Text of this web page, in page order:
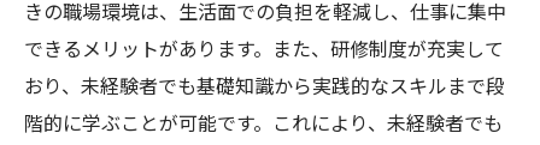
きの職場環境は、生活面での負担を軽減し、仕事に集中
できるメリットがあります。また、研修制度が充実して
おり、未経験者でも基礎知識から実践的なスキルまで段
階的に学ぶことが可能です。これにより、未経験者でも